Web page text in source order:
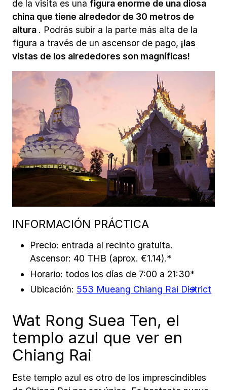
de la visita es una figura enorme de una diosa
china que tiene alrededor de 30 metros de
altura . Podrás subir a la parte más alta de la
figura a través de un ascensor de pago, ¡las
vistas de los alrededores son magníficas!
INFORMACIÓN PRÁCTICA
Precio: entrada al recinto gratuita.
Ascensor: 40 THB (aprox. €1.14).*
Horario: todos los días de 7:00 a 21:30*
Ubicación: 553 Mueang Chiang Rai District
Wat Rong Suea Ten, el
templo azul que ver en
Chiang Rai
Este templo azul es otro de los imprescindibles